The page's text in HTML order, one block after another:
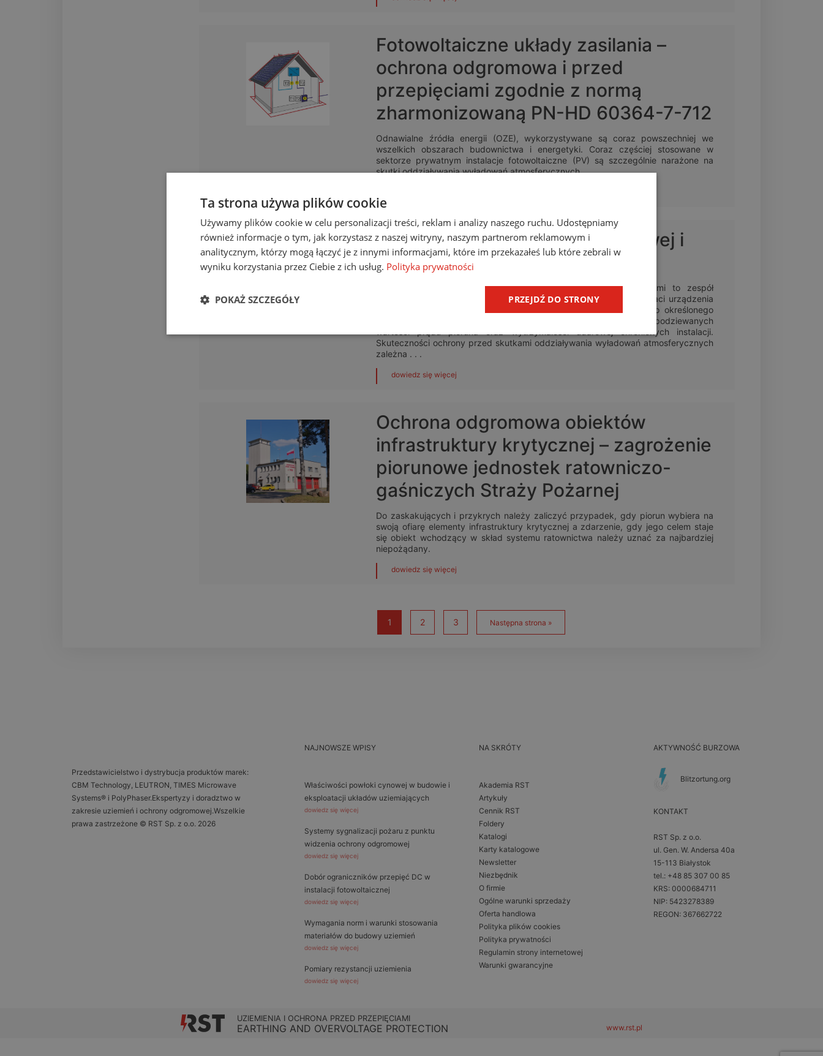
Fotowoltaiczne układy zasilania –
ochrona odgromowa i przed
przepięciami zgodnie z normą
zharmonizowaną PN-HD 60364-7-712
Odnawialne źródła energii (OZE), wykorzystywane są coraz powszechniej we
wszelkich obszarach budownictwa i energetyki. Coraz częściej stosowane w
sektorze prywatnym instalacje fotowoltaiczne (PV) są szczególnie narażone na
skutki oddziaływania wyładowań atmosferycznych.
Koordynacja ochrony odgromowej i
przed przepięciami
Wstęp Skoordynowana ochrona odgromowa i przed przepięciami to zespół
środków ochrony przed bezpośrednim uderzeniem pioruna w postaci urządzenia
piorunochronnego i układu ograniczników przepięć, odpowiedni do określonego
poziomu zagrożeń z uwzględnieniem minimalnych i maksymalnych spodziewanych
wartości prądu pioruna oraz wytrzymałości udarowej chronionych instalacji.
Skuteczności ochrony przed skutkami oddziaływania wyładowań atmosferycznych
zależna . . .
dowiedz się więcej
Ochrona odgromowa obiektów
infrastruktury krytycznej – zagrożenie
piorunowe jednostek ratowniczo-
gaśniczych Straży Pożarnej
Do zaskakujących i przykrych należy zaliczyć przypadek, gdy piorun wybiera na
swoją ofiarę elementy infrastruktury krytycznej a zdarzenie, gdy jego celem staje
się obiekt wchodzący w skład systemu ratownictwa należy uznać za najbardziej
niepożądany.
dowiedz się więcej
1 2 3 Następna strona »
Przedstawicielstwo i dystrybucja produktów marek:
CBM Technology, LEUTRON, TIMES Microwave
Systems® i PolyPhaser.Ekspertyzy i doradztwo w
zakresie uziemień i ochrony odgromowej.Wszelkie
prawa zastrzeżone © RST Sp. z o.o. 2026
NAJNOWSZE WPISY
Właściwości powłoki cynowej w budowie i
eksploatacji układów uziemiających
dowiedz się więcej
Systemy sygnalizacji pożaru z punktu
widzenia ochrony odgromowej
dowiedz się więcej
Dobór ograniczników przepięć DC w
instalacji fotowoltaicznej
dowiedz się więcej
Wymagania norm i warunki stosowania
materiałów do budowy uziemień
dowiedz się więcej
Pomiary rezystancji uziemienia
dowiedz się więcej
NA SKRÓTY
Akademia RST
Artykuły
Cennik RST
Foldery
Katalogi
Karty katalogowe
Newsletter
Niezbędnik
O firmie
Ogólne warunki sprzedaży
Oferta handlowa
Polityka plików cookies
Polityka prywatności
Regulamin strony internetowej
Warunki gwarancyjne
AKTYWNOŚĆ BURZOWA
Blitzortung.org
KONTAKT
RST Sp. z o.o.
ul. Gen. W. Andersa 40a
15-113 Białystok
tel.: +48 85 307 00 85
KRS: 0000684711
NIP: 5423278389
REGON: 367662722
UZIEMIENIA I OCHRONA PRZED PRZEPIĘCIAMI
EARTHING AND OVERVOLTAGE PROTECTION www.rst.pl
Ta strona używa plików cookie
Używamy plików cookie w celu personalizacji treści, reklam i analizy naszego ruchu. Udostępniamy
również informacje o tym, jak korzystasz z naszej witryny, naszym partnerom reklamowym i
analitycznym, którzy mogą łączyć je z innymi informacjami, które im przekazałeś lub które zebrali w
wyniku korzystania przez Ciebie z ich usług. Polityka prywatności
PRZEJDŹ DO STRONY
POKAŻ SZCZEGÓŁY